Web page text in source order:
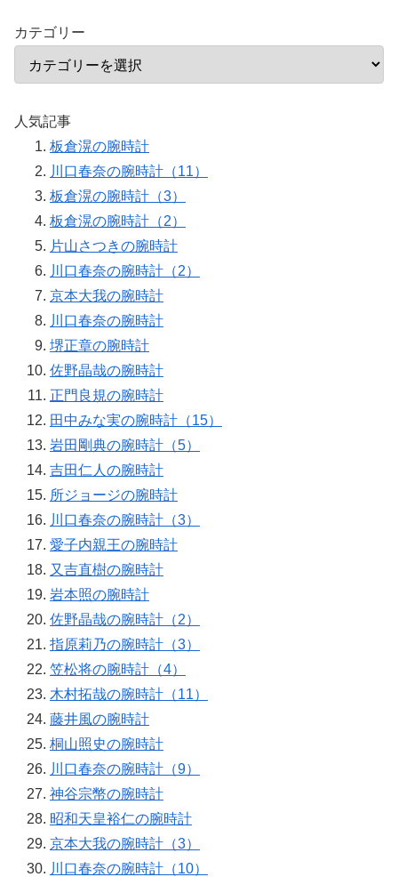
カテゴリー
人気記事
板倉滉の腕時計
川口春奈の腕時計（11）
板倉滉の腕時計（3）
板倉滉の腕時計（2）
片山さつきの腕時計
川口春奈の腕時計（2）
京本大我の腕時計
川口春奈の腕時計
堺正章の腕時計
佐野晶哉の腕時計
正門良規の腕時計
田中みな実の腕時計（15）
岩田剛典の腕時計（5）
吉田仁人の腕時計
所ジョージの腕時計
川口春奈の腕時計（3）
愛子内親王の腕時計
又吉直樹の腕時計
岩本照の腕時計
佐野晶哉の腕時計（2）
指原莉乃の腕時計（3）
笠松将の腕時計（4）
木村拓哉の腕時計（11）
藤井風の腕時計
桐山照史の腕時計
川口春奈の腕時計（9）
神谷宗幣の腕時計
昭和天皇裕仁の腕時計
京本大我の腕時計（3）
川口春奈の腕時計（10）